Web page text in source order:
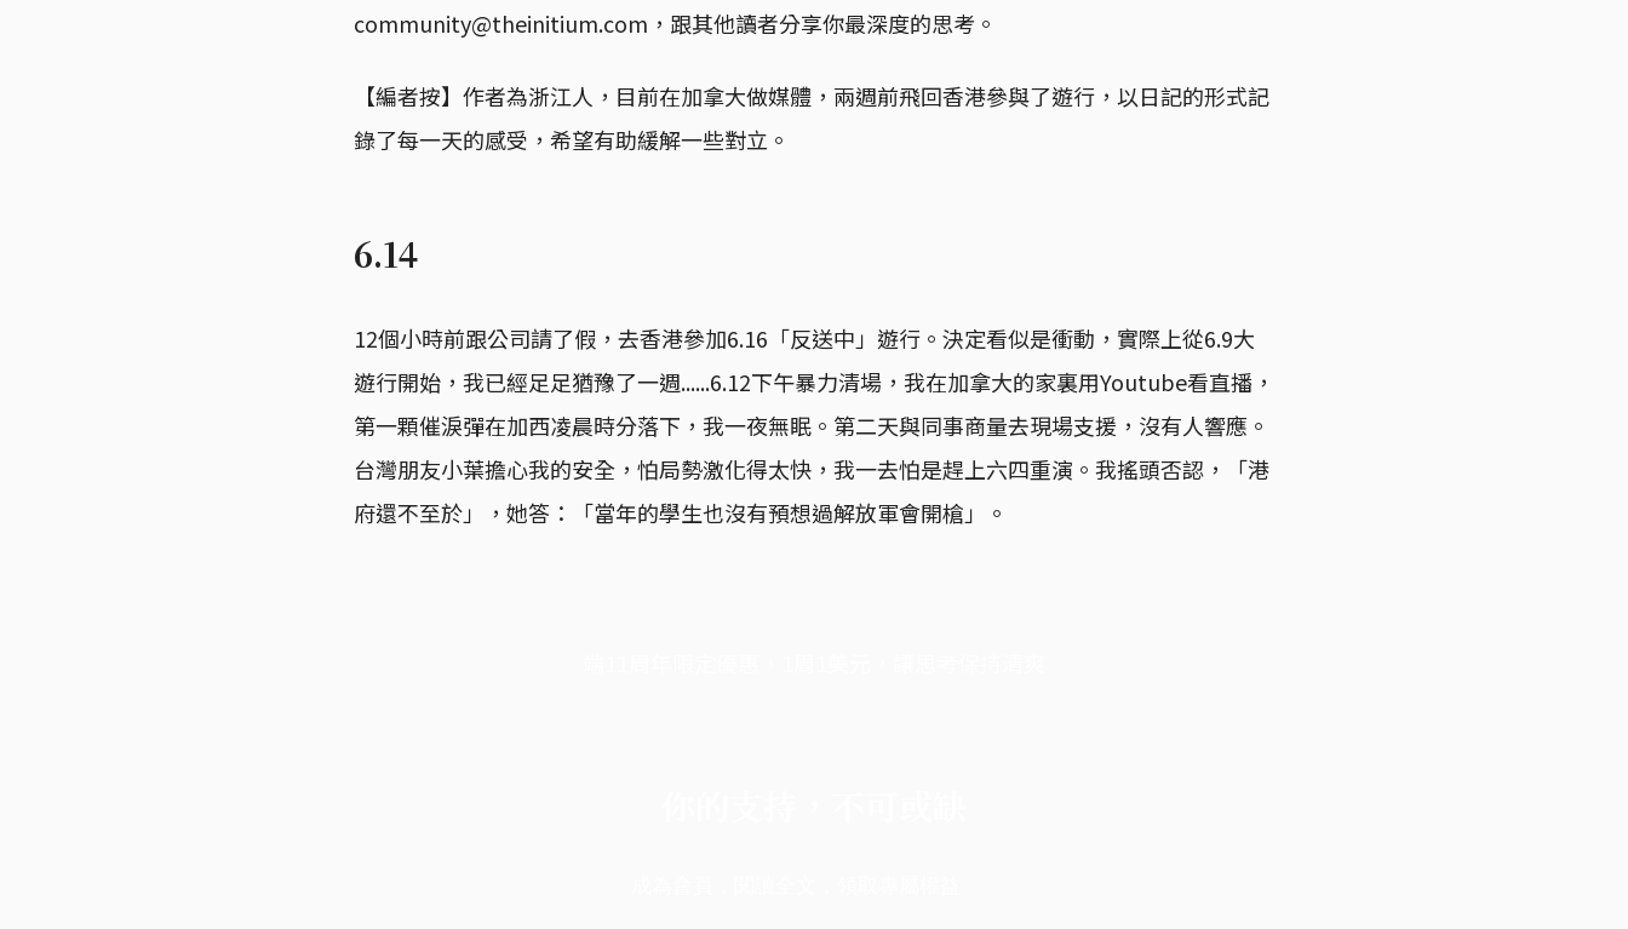
community@theinitium.com，跟其他讀者分享你最深度的思考。
【編者按】作者為浙江人，目前在加拿大做媒體，兩週前飛回香港參與了遊行，以日記的形式記
錄了每一天的感受，希望有助緩解一些對立。
6.14
12個小時前跟公司請了假，去香港參加6.16「反送中」遊行。決定看似是衝動，實際上從6.9大
遊行開始，我已經足足猶豫了一週......6.12下午暴力清場，我在加拿大的家裏用Youtube看直播，
第一顆催淚彈在加西凌晨時分落下，我一夜無眠。第二天與同事商量去現場支援，沒有人響應。
台灣朋友小葉擔心我的安全，怕局勢激化得太快，我一去怕是趕上六四重演。我搖頭否認，「港
府還不至於」，她答：「當年的學生也沒有預想過解放軍會開槍」。